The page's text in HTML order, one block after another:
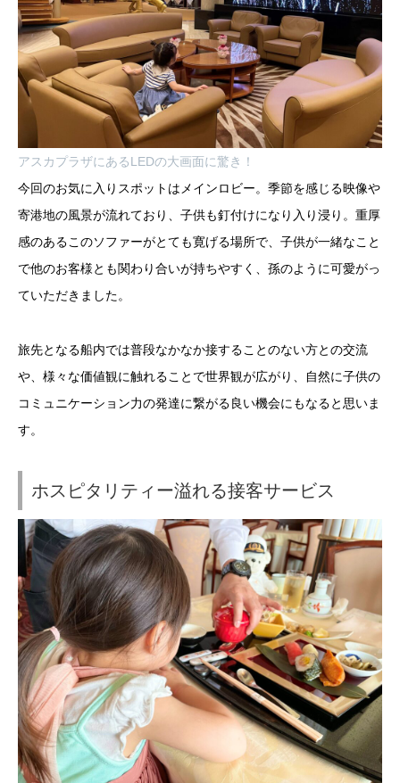
アスカプラザにあるLEDの大画面に驚き！
今回のお気に入りスポットはメインロビー。季節を感じる映像や
寄港地の風景が流れており、子供も釘付けになり入り浸り。重厚
感のあるこのソファーがとても寛げる場所で、子供が一緒なこと
で他のお客様とも関わり合いが持ちやすく、孫のように可愛がっ
ていただきました。
旅先となる船内では普段なかなか接することのない方との交流
や、様々な価値観に触れることで世界観が広がり、自然に子供の
コミュニケーション力の発達に繋がる良い機会にもなると思いま
す。
ホスピタリティー溢れる接客サービス